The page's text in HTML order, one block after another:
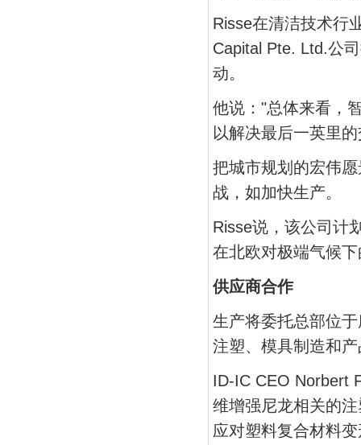
Risse在清洁技术行
Capital Pte. Ltd.公
动。
他说："总体来看，
以解决最后一英里
把城市规划的宏伟
战，如加快生产。
Risse说，该公司计
在北欧对极端气候
供应商合作
生产将委托总部位
注塑、模具制造和
ID-IC CEO Norbert
维增强尼龙相关的
应对塑料复合材料